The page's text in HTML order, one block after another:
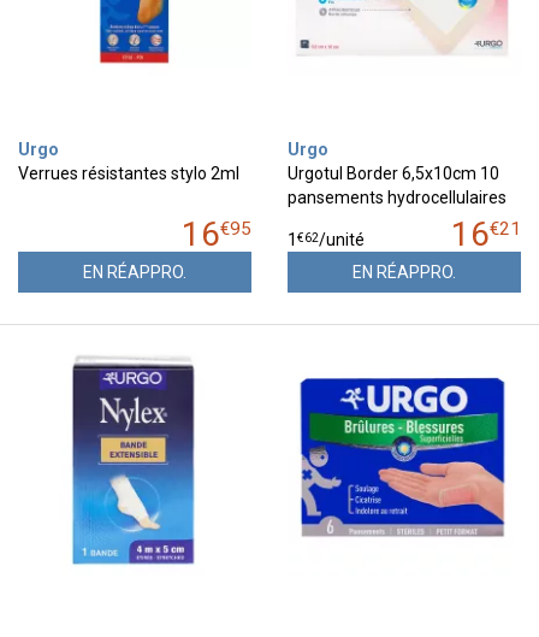
Urgo
Verrues résistantes stylo 2ml
16€95
EN RÉAPPRO.
Urgo
Urgotul Border 6,5x10cm 10
pansements hydrocellulaires
16€21
1 €62/unité
EN RÉAPPRO.